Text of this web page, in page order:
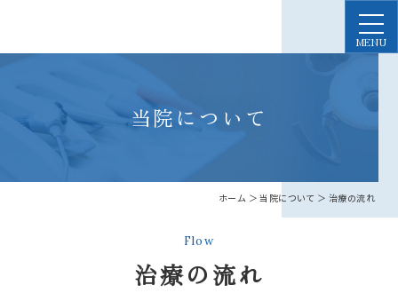
当院について
ホーム ＞ 当院について ＞ 治療の流れ
Flow
治療の流れ